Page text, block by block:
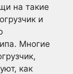
на такие
и
Многие
как